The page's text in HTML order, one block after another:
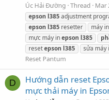
Úc Hải Ðường Thread Mar
epson l385adjustment
epson l385 resetter máy in
mực máy inepson l385
resetepson l385 sửa máy
Reset Pantum
D
Hướng dẫn reset
mực thải máy in